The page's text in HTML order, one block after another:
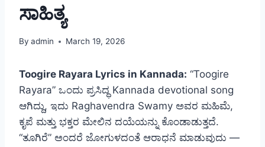
ಸಾಹಿತ್ಯ
By admin March 19, 2026
Toogire Rayara Lyrics in Kannada: “Toogire
Rayara” ಒಂದು ಪ್ರಸಿದ್ಧ Kannada devotional song
ಆಗಿದ್ದು, ಇದು Raghavendra Swamy ಅವರ ಮಹಿಮೆ,
ಕೃಪೆ ಮತ್ತು ಭಕ್ತರ ಮೇಲಿನ ದಯೆಯನ್ನು ಕೊಂಡಾಡುತ್ತದೆ.
“ತೂಗಿರೆ” ಅಂದರೆ ಜೋಗುಳದಂತೆ ಆರಾಧನೆ ಮಾಡುವುದು —